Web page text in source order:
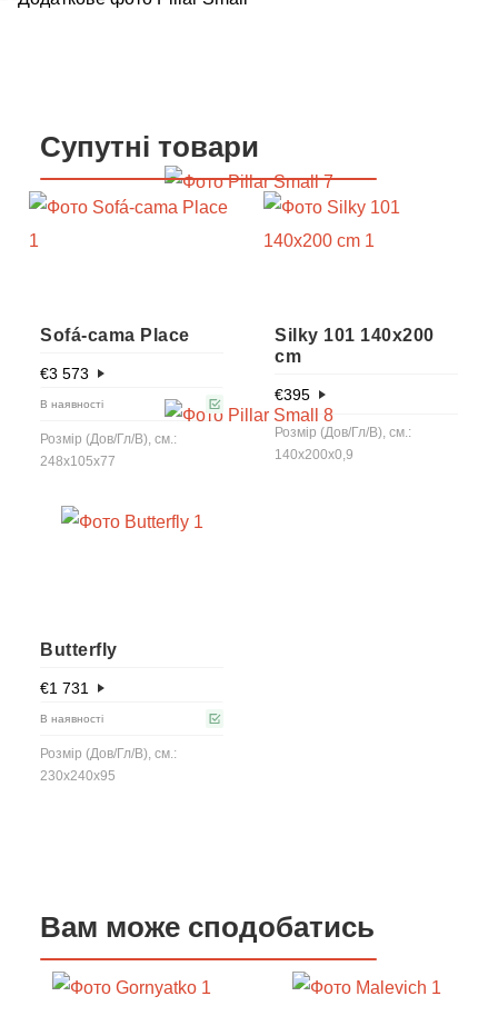
Супутні товари
Sofá-cama Place
€3 573
В наявності
Розмір (Дов/Гл/В), см.:
248х105х77
Silky 101 140x200
cm
€395
Розмір (Дов/Гл/В), см.:
140x200x0,9
Butterfly
€1 731
В наявності
Розмір (Дов/Гл/В), см.:
230x240x95
Вам може сподобатись